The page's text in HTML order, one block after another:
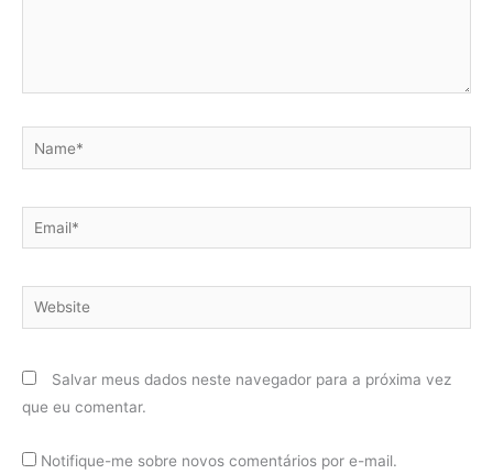
Name*
Email*
Website
Salvar meus dados neste navegador para a próxima vez
que eu comentar.
Notifique-me sobre novos comentários por e-mail.